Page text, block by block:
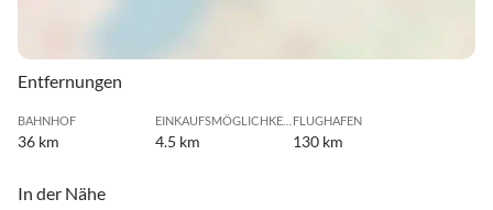
Entfernungen
BAHNHOF
36 km
EINKAUFSMÖGLICHKEIT
4.5 km
FLUGHAFEN
130 km
In der Nähe